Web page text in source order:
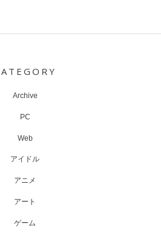
Archive
PC
Web
アイドル
アニメ
アート
ゲーム